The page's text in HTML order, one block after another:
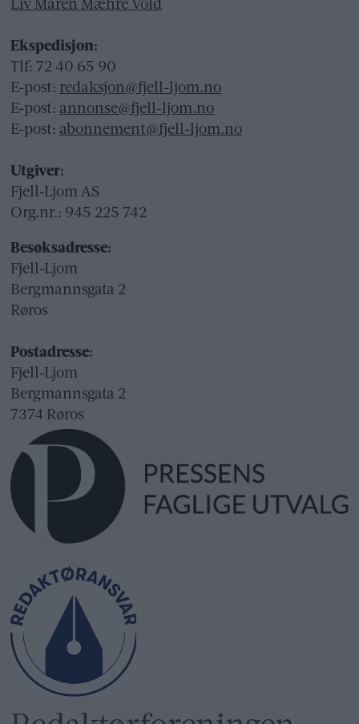
Liv Maren Mæhre Vold
Ekspedisjon:
Tlf: 72 40 65 90
E-post: redaksjon@fjell-ljom.no
E-post: annonse@fjell-ljom.no
E-post: abonnement@fjell-ljom.no
Utgiver:
Fjell-Ljom AS
Org.nr.: 945 225 742
Besøksadresse:
Fjell-Ljom
Bergmannsgata 2
Røros
Postadresse:
Fjell-Ljom
Bergmannsgata 2
7374 Røros